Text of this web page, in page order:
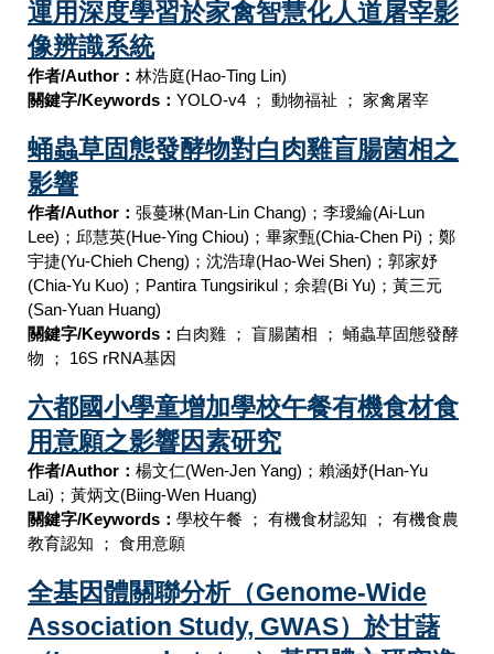
運用深度學習於家禽智慧化人道屠宰影
像辨識系統
作者/Author：林浩庭(Hao-Ting Lin)
關鍵字/Keywords：YOLO-v4 ； 動物福祉 ； 家禽屠宰
蛹蟲草固態發酵物對白肉雞盲腸菌相之
影響
作者/Author：張蔓琳(Man-Lin Chang) ；李璦綸(Ai-Lun
Lee) ；邱慧英(Hue-Ying Chiou) ；畢家甄(Chia-Chen Pi) ；鄭
宇捷(Yu-Chieh Cheng) ；沈浩瑋(Hao-Wei Shen) ；郭家妤
(Chia-Yu Kuo) ； Pantira Tungsirikul ；余碧(Bi Yu) ；黃三元
(San-Yuan Huang)
關鍵字/Keywords： 白肉雞 ； 盲腸菌相 ；
蛹蟲草固態發酵
物
； 16S rRNA基因
六都國小學童增加學校午餐有機食材食
用意願之影響因素研究
作者/Author：楊文仁(Wen-Jen Yang) ；賴涵妤(Han-Yu
Lai) ；黃炳文(Biing-Wen Huang)
關鍵字/Keywords：學校午餐 ； 有機食材認知 ；
有機食農
教育認知
； 食用意願
全基因體關聯分析（Genome-Wide
Association Study, GWAS）於甘藷